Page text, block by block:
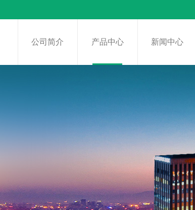
公司简介 产品中心 新闻中心